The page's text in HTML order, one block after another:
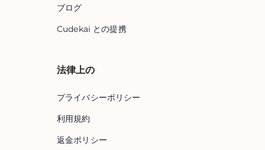
ブログ
Cudekai との提携
法律上の
プライバシーポリシー
利用規約
返金ポリシー